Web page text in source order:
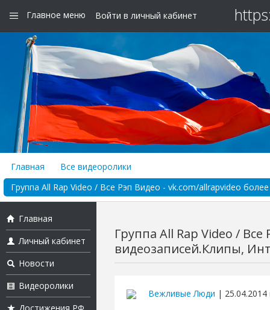
Главное меню Войти в личный кабинет
Главная
Все видеоролики
Группа All Rap Video / Все Рэп Видео - vk.com/allrapvideo
Главная
Личный кабинет
Новости
Видеоролики
Группа All Rap Video /
видеозаписей.Клипы,
Вежливые Люди | 25.04.2014